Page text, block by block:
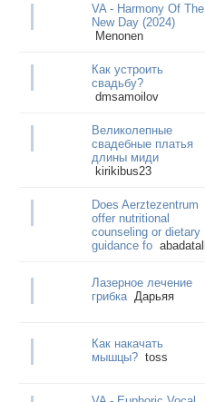
VA - Harmony Of The
New Day (2024)
Menonen
Как устроить
свадьбу?
dmsamoilov
Великолепные
свадебные платья
длины миди
kirikibus23
Does Aerztezentrum
offer nutritional
counseling or dietary
guidance fo abadatali
Лазерное лечение
грибка
Дарьяя
Как накачать
мышцы? toss